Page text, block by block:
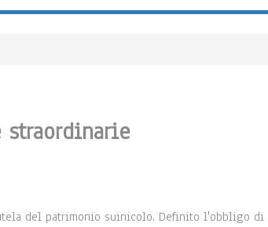
straordinarie
del patrimonio suinicolo. Definito l'obbligo di